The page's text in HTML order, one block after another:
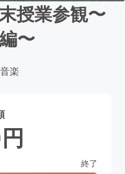
授業参観〜
〜
音楽
円
終了